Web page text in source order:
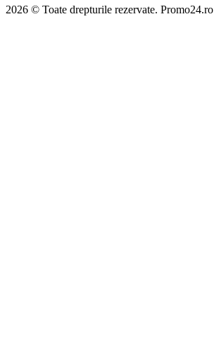
2026 © Toate drepturile rezervate. Promo24.ro